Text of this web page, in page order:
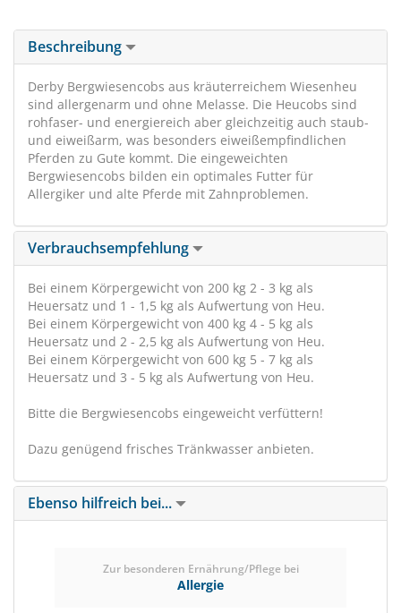
Beschreibung
Derby Bergwiesencobs aus kräuterreichem Wiesenheu
sind allergenarm und ohne Melasse. Die Heucobs sind
rohfaser- und energiereich aber gleichzeitig auch staub-
und eiweißarm, was besonders eiweißempfindlichen
Pferden zu Gute kommt. Die eingeweichten
Bergwiesencobs bilden ein optimales Futter für
Allergiker und alte Pferde mit Zahnproblemen.
Verbrauchsempfehlung
Bei einem Körpergewicht von 200 kg 2 - 3 kg als
Heuersatz und 1 - 1,5 kg als Aufwertung von Heu.
Bei einem Körpergewicht von 400 kg 4 - 5 kg als
Heuersatz und 2 - 2,5 kg als Aufwertung von Heu.
Bei einem Körpergewicht von 600 kg 5 - 7 kg als
Heuersatz und 3 - 5 kg als Aufwertung von Heu.
Bitte die Bergwiesencobs eingeweicht verfüttern!
Dazu genügend frisches Tränkwasser anbieten.
Ebenso hilfreich bei...
Zur besonderen Ernährung/Pflege bei
Allergie